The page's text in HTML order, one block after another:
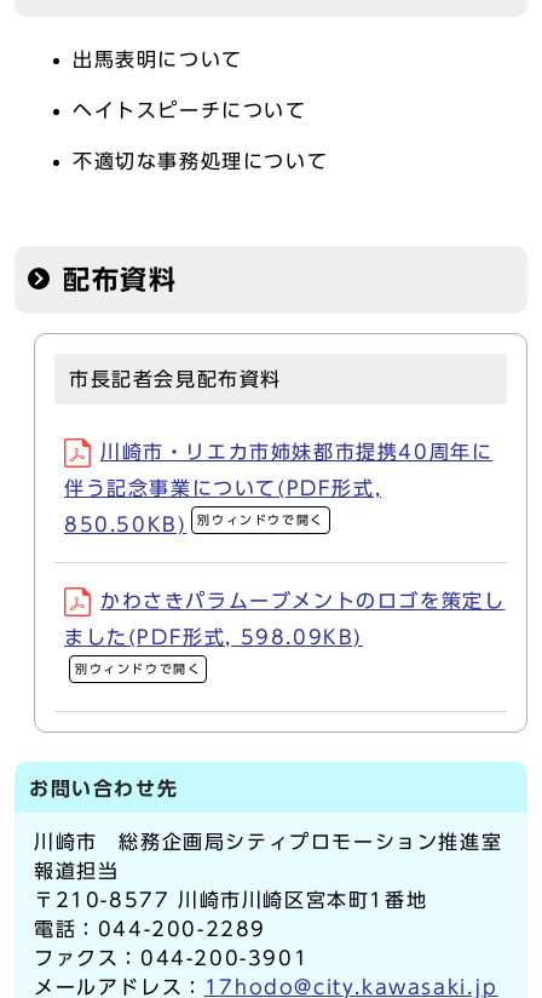
出馬表明について
ヘイトスピーチについて
不適切な事務処理について
配布資料
市長記者会見配布資料
川崎市・リエカ市姉妹都市提携40周年に
伴う記念事業について(PDF形式,
850.50KB)
別ウィンドウで開く
かわさきパラムーブメントのロゴを策定し
ました(PDF形式, 598.09KB)
別ウィンドウで開く
お問い合わせ先
川崎市 総務企画局シティプロモーション推進室
報道担当
〒210-8577 川崎市川崎区宮本町1番地
電話：044-200-2289
ファクス：044-200-3901
メールアドレス：
17hodo@city.kawasaki.jp